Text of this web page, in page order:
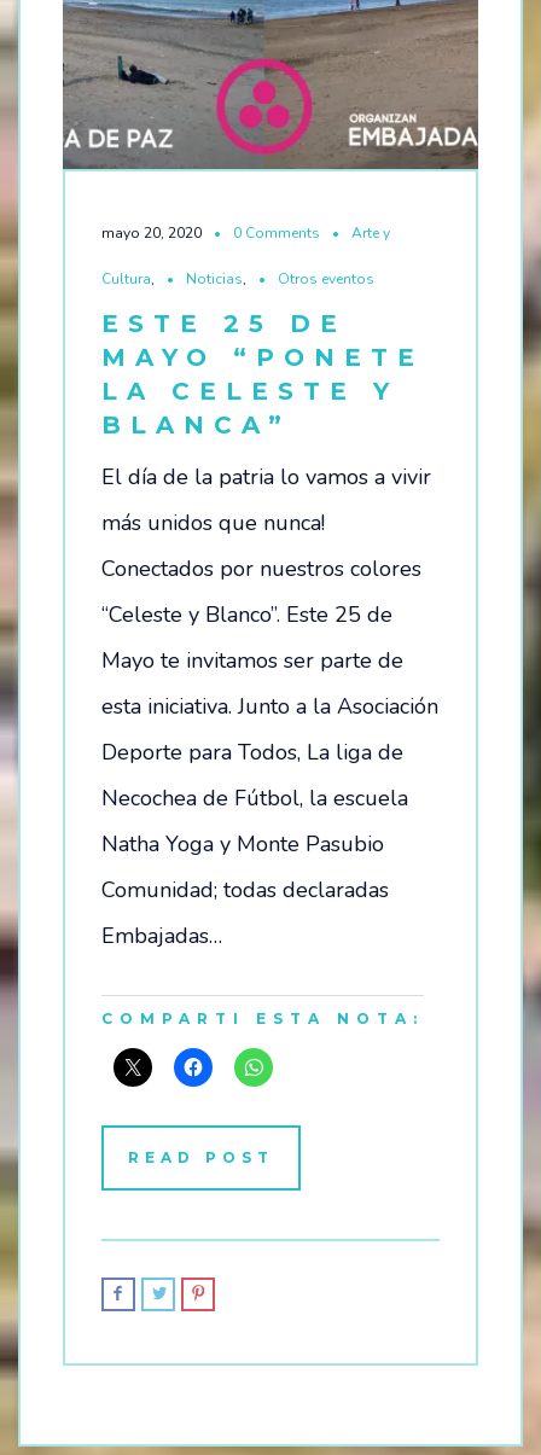
mayo 20, 2020 0 Comments Arte y
Cultura, Noticias, Otros eventos
ESTE 25 DE
MAYO “PONETE
LA CELESTE Y
BLANCA”
El día de la patria lo vamos a vivir
más unidos que nunca!
Conectados por nuestros colores
“Celeste y Blanco”. Este 25 de
Mayo te invitamos ser parte de
esta iniciativa. Junto a la Asociación
Deporte para Todos, La liga de
Necochea de Fútbol, la escuela
Natha Yoga y Monte Pasubio
Comunidad; todas declaradas
Embajadas…
COMPARTI ESTA NOTA:
READ POST